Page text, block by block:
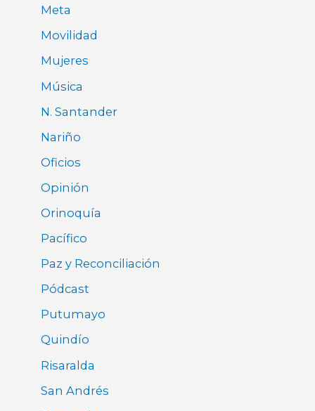
Meta
Movilidad
Mujeres
Música
N. Santander
Nariño
Oficios
Opinión
Orinoquía
Pacífico
Paz y Reconciliación
Pódcast
Putumayo
Quindío
Risaralda
San Andrés